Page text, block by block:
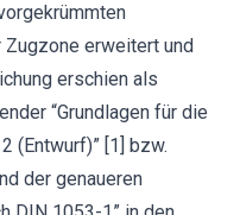
erweitert und
erschien als
“Grundlagen für die
(Entwurf)” [1] bzw.
der genaueren